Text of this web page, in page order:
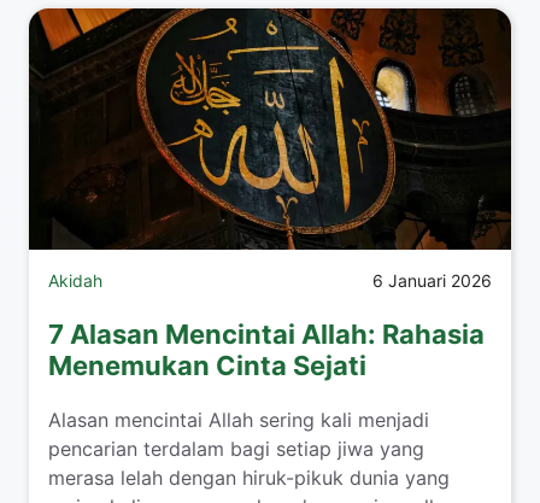
Akidah 6 Januari 2026
7 Alasan Mencintai Allah: Rahasia
Menemukan Cinta Sejati
Alasan mencintai Allah sering kali menjadi
pencarian terdalam bagi setiap jiwa yang
merasa lelah dengan hiruk-pikuk dunia yang